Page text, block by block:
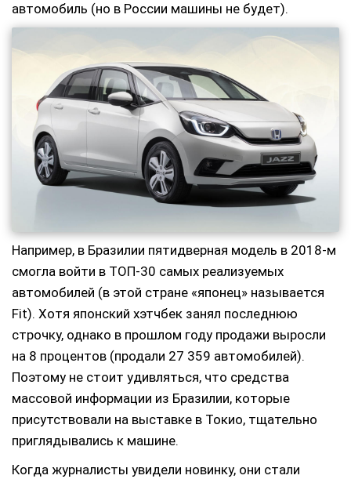
автомобиль (но в России машины не будет).
Например, в Бразилии пятидверная модель в 2018-м
смогла войти в ТОП-30 самых реализуемых
автомобилей (в этой стране «японец» называется
Fit). Хотя японский хэтчбек занял последнюю
строчку, однако в прошлом году продажи выросли
на 8 процентов (продали 27 359 автомобилей).
Поэтому не стоит удивляться, что средства
массовой информации из Бразилии, которые
присутствовали на выставке в Токио, тщательно
приглядывались к машине.
Когда журналисты увидели новинку, они стали